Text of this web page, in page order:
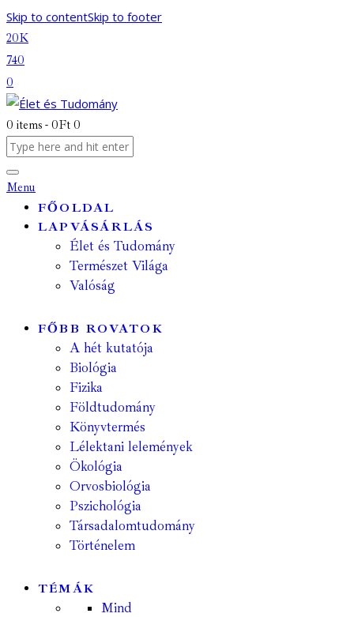
Skip to contentSkip to footer
20K
740
0
0 items - 0Ft 0
Menu
FŐOLDAL
LAPVÁSÁRLÁS
Élet és Tudomány
Természet Világa
Valóság
FŐBB ROVATOK
A hét kutatója
Biológia
Fizika
Földtudomány
Könyvtermés
Lélektani lelemények
Ökológia
Orvosbiológia
Pszichológia
Társadalomtudomány
Történelem
TÉMÁK
Mind